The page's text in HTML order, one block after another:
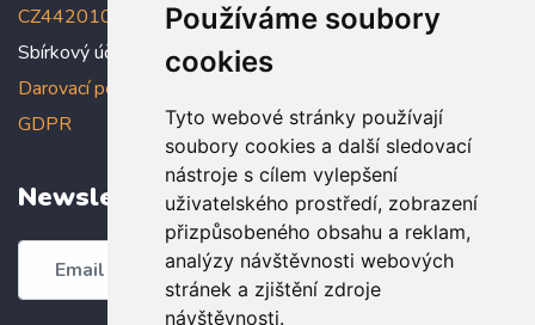
Používáme soubory
cookies
Tyto webové stránky používají
soubory cookies a další sledovací
nástroje s cílem vylepšení
uživatelského prostředí, zobrazení
přizpůsobeného obsahu a reklam,
analýzy návštěvnosti webových
stránek a zjištění zdroje
návštěvnosti.
CZ4420100000005005005006
Sbírkový účet: 5005005022/2010
Darovací podmínky
GDPR
Newsletter
Odebírat